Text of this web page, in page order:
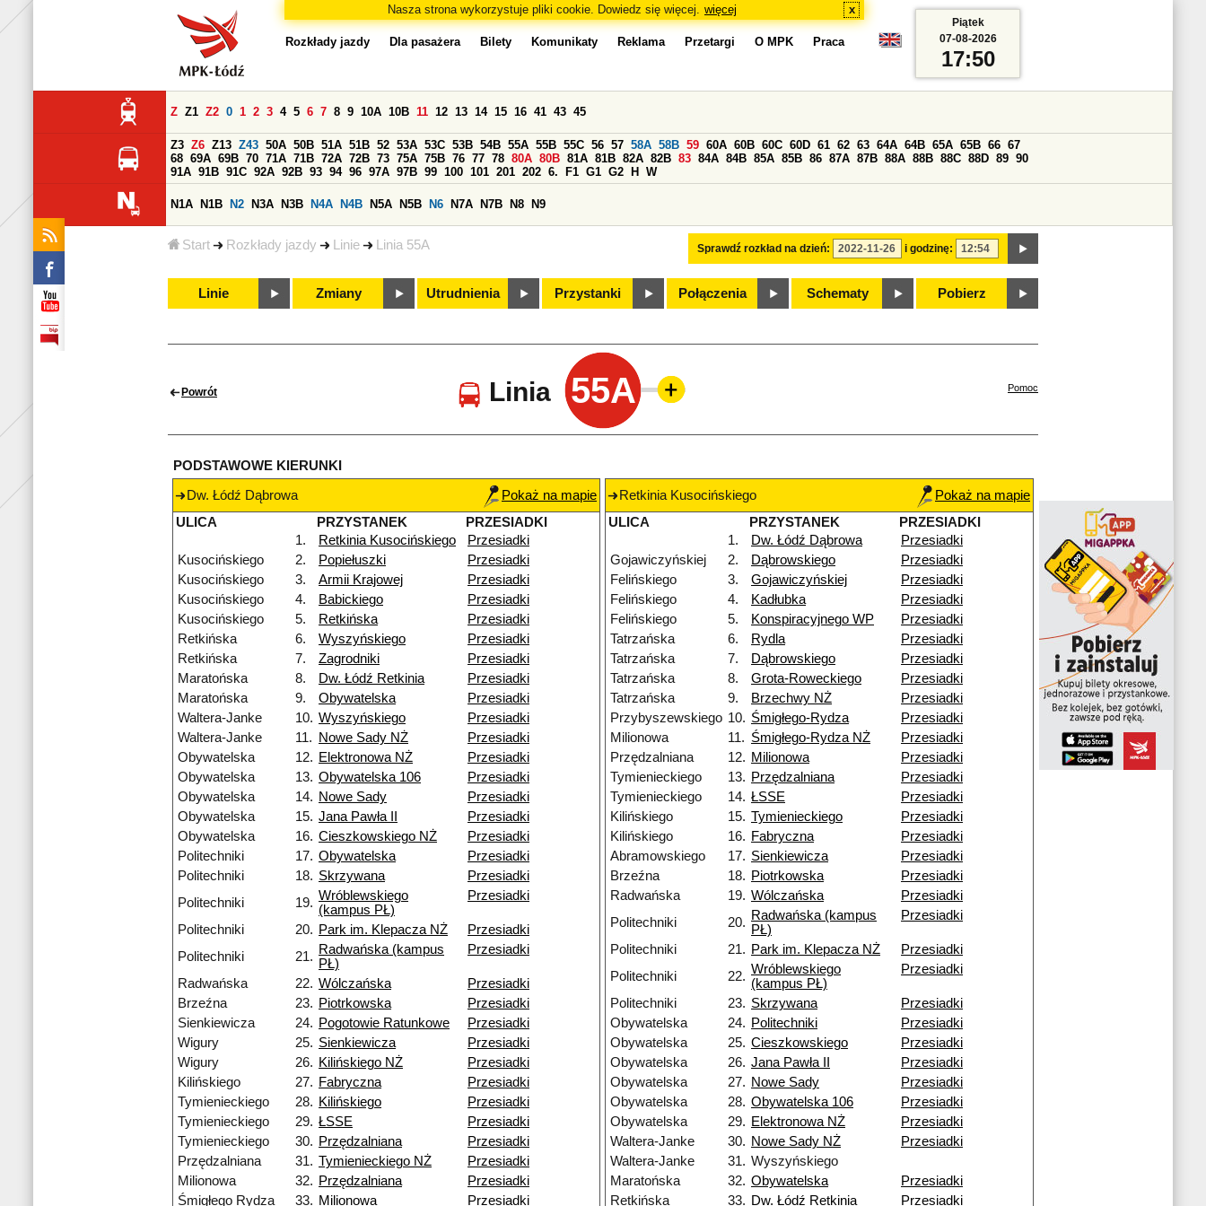
Nasza strona wykorzystuje pliki cookie. Dowiedz się więcej. więcej x
Start Rozkłady jazdy Linie Linia 55A
Rozkłady jazdy Dla pasażera Bilety Komunikaty Reklama Przetargi O MPK Praca
Sprawdź rozkład na dzień: i godzinę:
Z Z1 Z2 0 1 2 3 4 5 6 7 8 9 10A 10B 11 12 13 14 15 16 41 43 45
Z3 Z6 Z13 Z43 50A 50B 51A 51B 52 53A 53C 53B 54B 55A 55B 55C 56 57 58A 58B 59 60A 60B 60C 60D 61 62 63 64A 64B 65A 65B 66 67
68 69A 69B 70 71A 71B 72A 72B 73 75A 75B 76 77 78 80A 80B 81A 81B 82A 82B 83 84A 84B 85A 85B 86 87A 87B 88A 88B 88C 88D 89 90
91A 91B 91C 92A 92B 93 94 96 97A 97B 99 100 101 201 202 6. F1 G1 G2 H W
N1A N1B N2 N3A N3B N4A N4B N5A N5B N6 N7A N7B N8 N9
Linie Zmiany Utrudnienia Przystanki Połączenia Schematy Pobierz
Piątek
07-08-2026
17:50
Powrót Linia 55A Pomoc
PODSTAWOWE KIERUNKI
Dw. Łódź Dąbrowa
Pokaż na mapie
ULICA
PRZYSTANEK
PRZESIADKI
1.
Retkinia Kusocińskiego
Przesiadki
Kusocińskiego
2. Popiełuszki
Przesiadki
Kusocińskiego
3. Armii Krajowej
Przesiadki
Kusocińskiego
4. Babickiego
Przesiadki
Kusocińskiego
5. Retkińska
Przesiadki
Retkińska
6. Wyszyńskiego
Przesiadki
Retkińska
7. Zagrodniki
Przesiadki
Maratońska
8. Dw. Łódź Retkinia
Przesiadki
Maratońska
9. Obywatelska
Przesiadki
Waltera-Janke
10. Wyszyńskiego
Przesiadki
Waltera-Janke
11. Nowe Sady NŻ
Przesiadki
Obywatelska
12. Elektronowa NŻ
Przesiadki
Obywatelska
13. Obywatelska 106
Przesiadki
Obywatelska
14. Nowe Sady
Przesiadki
Obywatelska
15. Jana Pawła II
Przesiadki
Obywatelska
16. Cieszkowskiego NŻ
Przesiadki
Politechniki
17. Obywatelska
Przesiadki
Politechniki
18. Skrzywana
Przesiadki
Politechniki
19. Wróblewskiego
(kampus PŁ)
Przesiadki
Politechniki 20. Park im. Klepacza NŻ
Przesiadki
Politechniki
21. Radwańska (kampus
PŁ)
Przesiadki
Radwańska 22. Wólczańska
Przesiadki
Brzeźna
23. Piotrkowska
Przesiadki
Sienkiewicza
24. Pogotowie Ratunkowe
Przesiadki
Wigury
25. Sienkiewicza
Przesiadki
Wigury
26. Kilińskiego NŻ
Przesiadki
Kilińskiego
27. Fabryczna
Przesiadki
Tymienieckiego
28. Kilińskiego
Przesiadki
Tymienieckiego
29. ŁSSE
Przesiadki
Tymienieckiego
30. Przędzalniana
Przesiadki
Przędzalniana
31. Tymienieckiego NŻ
Przesiadki
Milionowa
32. Przędzalniana
Przesiadki
Śmigłego Rydza
33. Milionowa Przesiadki
Retkinia Kusocińskiego
Pokaż na mapie
ULICA
PRZYSTANEK
PRZESIADKI
1.
Dw. Łódź Dąbrowa
Przesiadki
Gojawiczyńskiej
2. Dąbrowskiego
Przesiadki
Felińskiego
3. Gojawiczyńskiej
Przesiadki
Felińskiego
4. Kadłubka
Przesiadki
Felińskiego
5. Konspiracyjnego WP
Przesiadki
Tatrzańska
6. Rydla
Przesiadki
Tatrzańska
7. Dąbrowskiego
Przesiadki
Tatrzańska
8. Grota-Roweckiego
Przesiadki
Tatrzańska
9. Brzechwy NŻ
Przesiadki
Przybyszewskiego 10. Śmigłego-Rydza
Przesiadki
Milionowa
11. Śmigłego-Rydza NŻ
Przesiadki
Przędzalniana
12. Milionowa
Przesiadki
Tymienieckiego
13. Przędzalniana
Przesiadki
Tymienieckiego
14. ŁSSE
Przesiadki
Kilińskiego
15. Tymienieckiego
Przesiadki
Kilińskiego
16. Fabryczna
Przesiadki
Abramowskiego
17. Sienkiewicza
Przesiadki
Brzeźna
18. Piotrkowska
Przesiadki
Radwańska
19. Wólczańska
Przesiadki
Politechniki
20. Radwańska (kampus
PŁ)
Przesiadki
Politechniki 21. Park im. Klepacza NŻ
Przesiadki
Politechniki
22. Wróblewskiego
(kampus PŁ)
Przesiadki
Politechniki 23. Skrzywana
Przesiadki
Obywatelska
24. Politechniki
Przesiadki
Obywatelska
25. Cieszkowskiego
Przesiadki
Obywatelska
26. Jana Pawła II
Przesiadki
Obywatelska
27. Nowe Sady
Przesiadki
Obywatelska
28. Obywatelska 106
Przesiadki
Obywatelska
29. Elektronowa NŻ
Przesiadki
Waltera-Janke
30. Nowe Sady NŻ
Przesiadki
Waltera-Janke
31. Wyszyńskiego
Maratońska
32. Obywatelska
Przesiadki
Retkińska
33. Dw. Łódź Retkinia Przesiadki